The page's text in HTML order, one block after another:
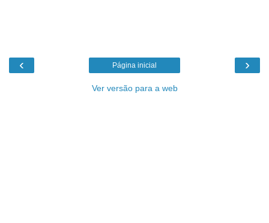
‹ ›
Página inicial
Ver versão para a web